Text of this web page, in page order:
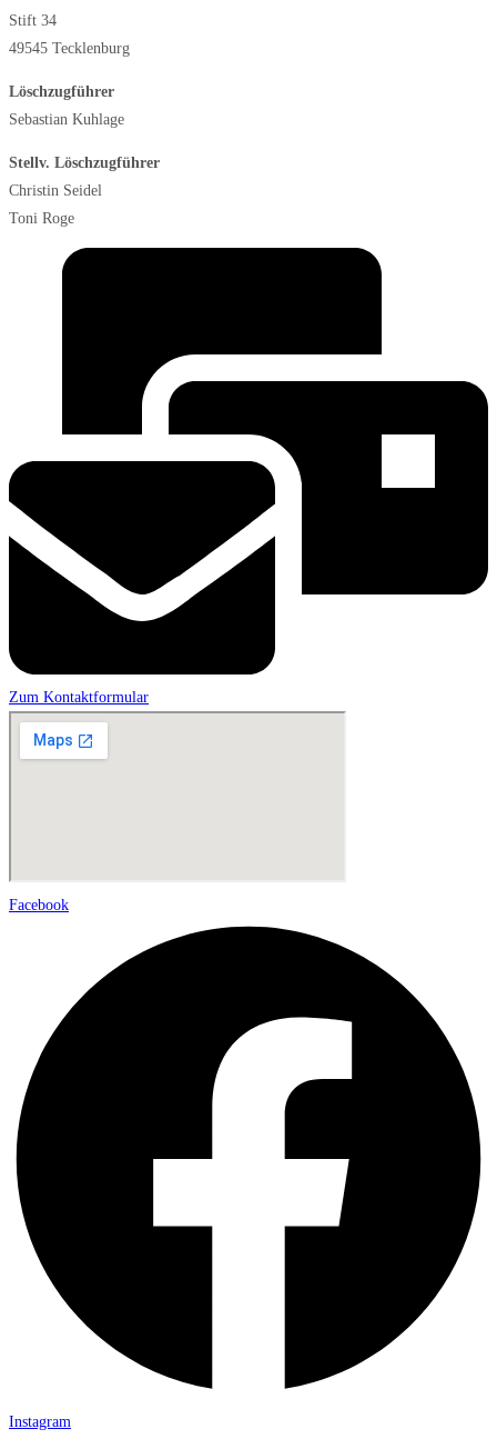
Stift 34
49545 Tecklenburg
Löschzugführer
Sebastian Kuhlage
Stellv. Löschzugführer
Christin Seidel
Toni Roge
Zum Kontaktformular
Facebook
Instagram